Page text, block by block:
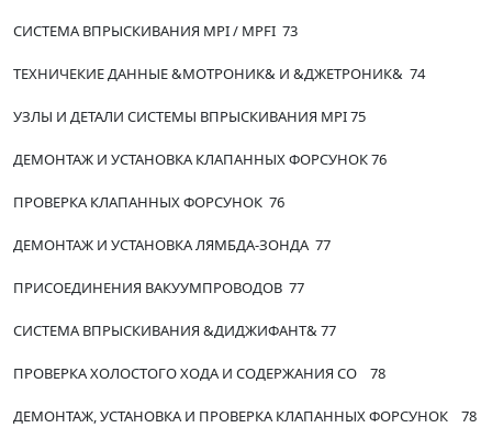
СИСТЕМА ВПРЫСКИВАНИЯ MPI / MPFI 73
ТЕХНИЧЕКИЕ ДАННЫЕ &МОТРОНИК& И &ДЖЕТРОНИК& 74
УЗЛЫ И ДЕТАЛИ СИСТЕМЫ ВПРЫСКИВАНИЯ MPI 75
ДЕМОНТАЖ И УСТАНОВКА КЛАПАННЫХ ФОРСУНОК 76
ПРОВЕРКА КЛАПАННЫХ ФОРСУНОК 76
ДЕМОНТАЖ И УСТАНОВКА ЛЯМБДА-ЗОНДА 77
ПРИСОЕДИНЕНИЯ ВАКУУМПРОВОДОВ 77
СИСТЕМА ВПРЫСКИВАНИЯ &ДИДЖИФАНТ& 77
ПРОВЕРКА ХОЛОСТОГО ХОДА И СОДЕРЖАНИЯ СО 78
ДЕМОНТАЖ, УСТАНОВКА И ПРОВЕРКА КЛАПАННЫХ ФОРСУНОК 78